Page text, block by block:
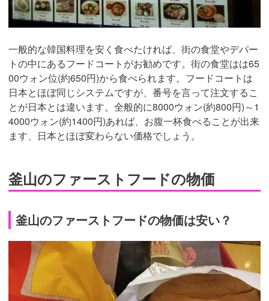
一般的な韓国料理を安く食べたければ、街の食堂やデパー
トの中にあるフードコートがお勧めです。街の食堂はは65
00ウォン位(約650円)から食べられます。フードコートは
日本とほぼ同じシステムですが、番号を言って注文するこ
とが日本とは違います。全般的に8000ウォン(約800円)～1
4000ウォン(約1400円)あれば、お腹一杯食べることが出来
ます、日本とほぼ変わらない価格でしょう。
釜山のファーストフードの物価
釜山のファーストフードの物価は安い？